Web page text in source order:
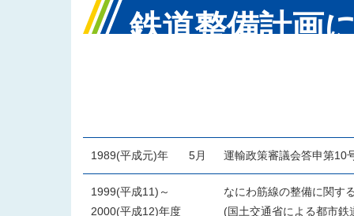
鉄道整備計画
1989(平成元)年 5月 運輸政策審議会答申第10
1999(平成11)～
2000(平成12)年度
なにわ筋線の整備に関す
(国土交通省による都市鉄